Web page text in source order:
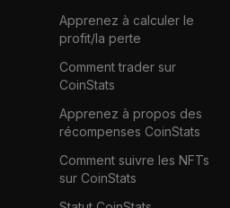
Apprenez à calculer le
profit/la perte
Comment trader sur
CoinStats
Apprenez à propos des
récompenses CoinStats
Comment suivre les NFTs
sur CoinStats